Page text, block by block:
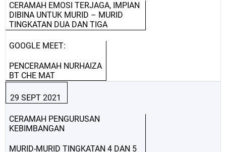
CERAMAH EMOSI TERJAGA, IMPIAN
DIBINA UNTUK MURID – MURID
TINGKATAN DUA DAN TIGA
GOOGLE MEET:
PENCERAMAH NURHAIZA
BT CHE MAT
29 SEPT 2021
CERAMAH PENGURUSAN
KEBIMBANGAN
MURID-MURID TINGKATAN 4 DAN 5